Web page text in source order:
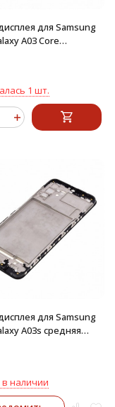
для Samsung
A03 Core
1 шт.
для Samsung
A03s средняя
наличии